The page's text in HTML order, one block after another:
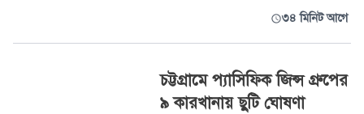
৩৪ মিনিট আগে
চট্টগ্রামে প্যাসিফিক জিন্স গ্রুপের
৯ কারখানায় ছুটি ঘোষণা